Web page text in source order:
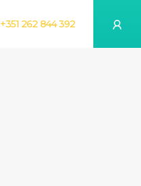
+351 262 844 392